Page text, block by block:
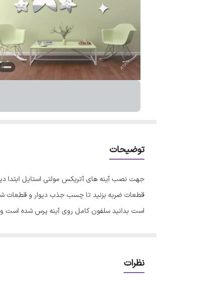
توضیحات
جهت نصب آینه های آتریکس مولتی استایل ابتدا
قطعات ضربه بزنید تا چسب جذب دیوار و قطعات
است بدانید سلفون کامل روی آینه پرس شده
نظرات